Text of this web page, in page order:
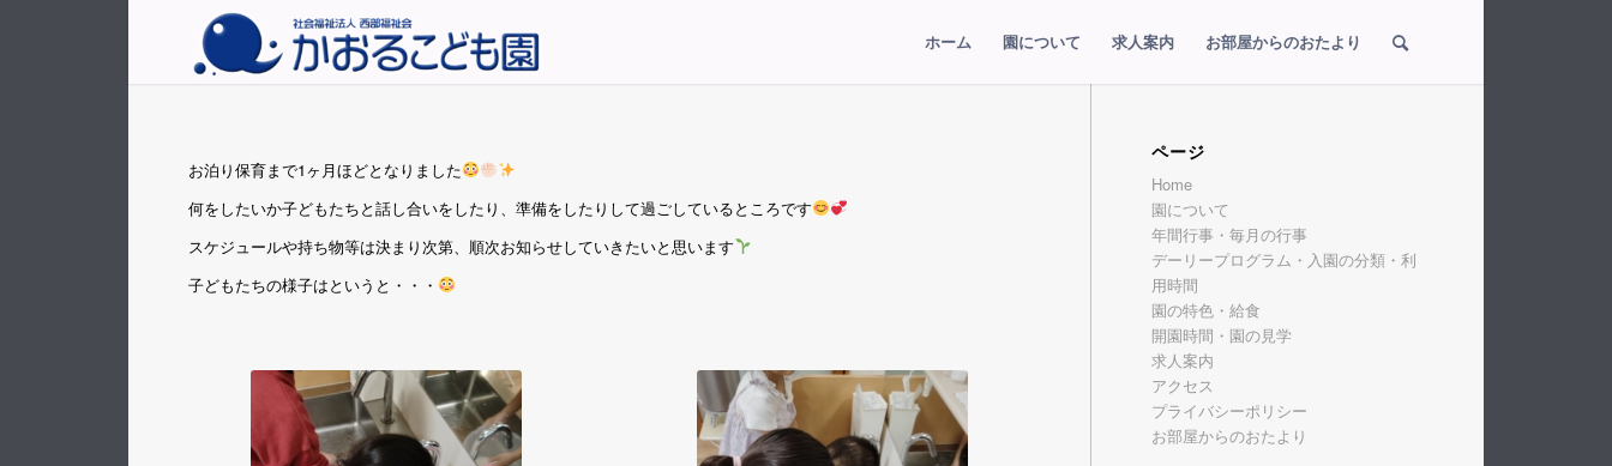
ホーム 園について 求人案内 お部屋からのおたより
お泊り保育まで1ヶ月ほどとなりました
何をしたいか子どもたちと話し合いをしたり、準備をしたりして過ごしているところです
スケジュールや持ち物等は決まり次第、順次お知らせしていきたいと思います
子どもたちの様子はというと・・・
ページ
Home
園について
年間行事・毎月の行事
デーリープログラム・入園の分類・利
用時間
園の特色・給食
開園時間・園の見学
求人案内
アクセス
プライバシーポリシー
お部屋からのおたより